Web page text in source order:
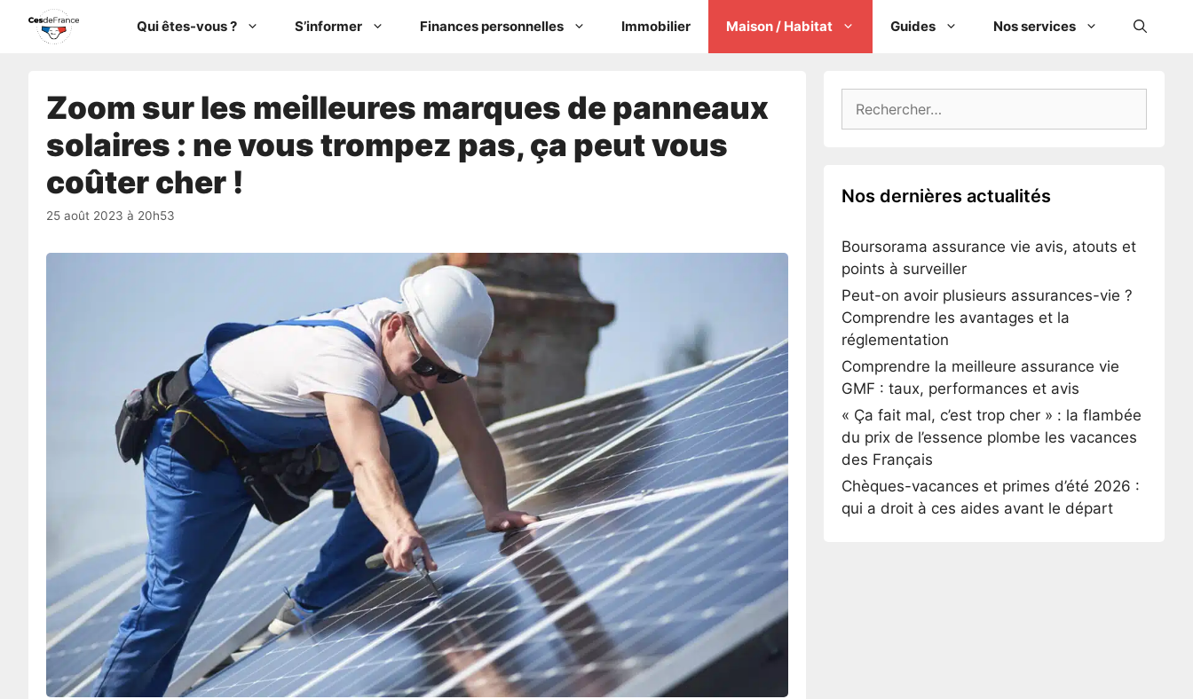
Qui êtes-vous ? S’informer Finances personnelles Immobilier Maison / Habitat Guides Nos services
Zoom sur les meilleures marques de panneaux
solaires : ne vous trompez pas, ça peut vous
coûter cher !
25 août 2023 à 20h53
Nos dernières actualités
Boursorama assurance vie avis, atouts et
points à surveiller
Peut-on avoir plusieurs assurances-vie ?
Comprendre les avantages et la
réglementation
Comprendre la meilleure assurance vie
GMF : taux, performances et avis
« Ça fait mal, c’est trop cher » : la flambée
du prix de l’essence plombe les vacances
des Français
Chèques-vacances et primes d’été 2026 :
qui a droit à ces aides avant le départ